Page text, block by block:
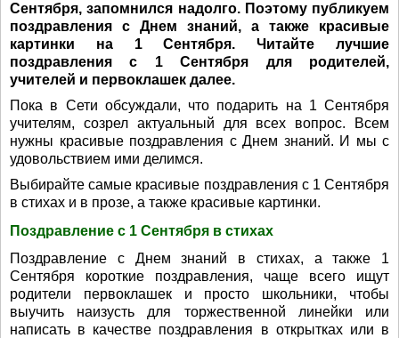
Сентября, запомнился надолго. Поэтому публикуем
поздравления с Днем знаний, а также красивые
картинки на 1 Сентября. Читайте лучшие
поздравления с 1 Сентября для родителей,
учителей и первоклашек далее.
Пока в Сети обсуждали, что подарить на 1 Сентября
учителям, созрел актуальный для всех вопрос. Всем
нужны красивые поздравления с Днем знаний. И мы с
удовольствием ими делимся.
Выбирайте самые красивые поздравления с 1 Сентября
в стихах и в прозе, а также красивые картинки.
Поздравление с 1 Сентября в стихах
Поздравление с Днем знаний в стихах, а также 1
Сентября короткие поздравления, чаще всего ищут
родители первоклашек и просто школьники, чтобы
выучить наизусть для торжественной линейки или
написать в качестве поздравления в открытках или в